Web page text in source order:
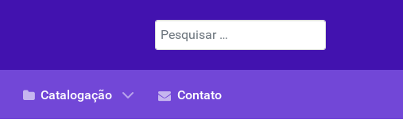
Pesquisar
Catalogação Contato